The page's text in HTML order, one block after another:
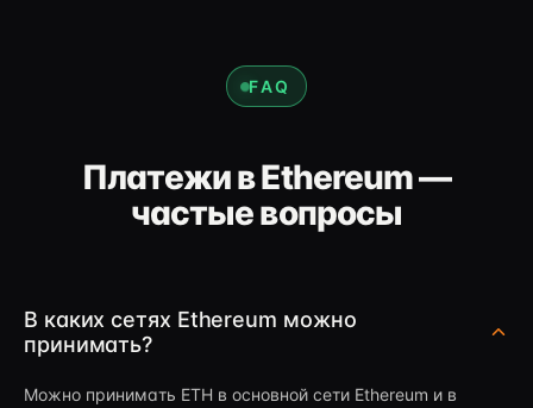
FAQ
Платежи в Ethereum —
частые вопросы
В каких сетях Ethereum можно
принимать?
Можно принимать ETH в основной сети Ethereum и в